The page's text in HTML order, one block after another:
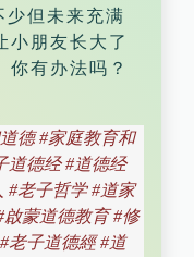
少但未来充满
小朋友长大了
你有办法吗？
德 #家庭教育和
道德经 #道德经
#老子哲学 #道家
蒙道德教育 #修
老子道德經 #道